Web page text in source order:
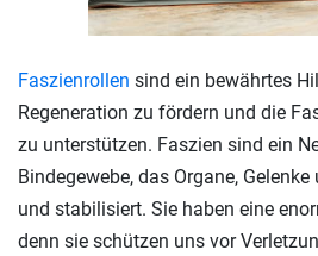
Faszienrollen sind ein bewährtes
Regeneration zu fördern und die
zu unterstützen. Faszien sind ein
Bindegewebe, das Organe,
und stabilisiert. Sie haben eine
denn sie schützen uns vor